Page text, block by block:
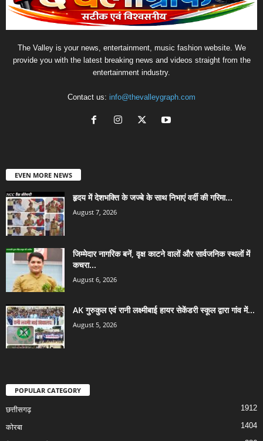
The Valley is your news, entertainment, music fashion website. We
provide you with the latest breaking news and videos straight from the
entertainment industry.
Contact us: info@thevalleygraph.com
EVEN MORE NEWS
हृदय में देशभक्ति के जज्बे के साथ निभाएं वर्दी की गरिमा...
August 7, 2026
जिम्मेदार नागरिक बनें, वृक्ष काटने वालों और सार्वजनिक स्थलों में
कचरा...
August 6, 2026
AK गुरुकुल एवं रानी लक्ष्मीबाई हायर सेकेंडरी स्कूल द्वारा गांव में...
August 5, 2026
POPULAR CATEGORY
छत्तीसगढ़ 1912
कोरबा 1404